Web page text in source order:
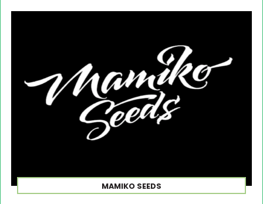
MAMIKO SEEDS